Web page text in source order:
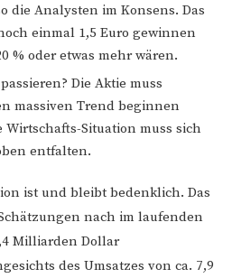
die Analysten im Konsens. Das
einmal 1,5 Euro gewinnen
% oder etwas mehr wären.
Die Aktie muss
massiven Trend beginnen
Situation muss sich
entfalten.
ist und bleibt bedenklich. Das
nach im laufenden
Milliarden Dollar
des Umsatzes von ca. 7,9